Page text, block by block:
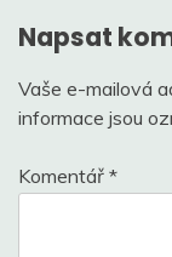
Napsat
Vaše e-mailová
informace jsou
Komentář *